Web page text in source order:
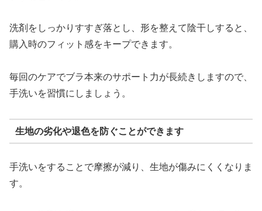
洗剤をしっかりすすぎ落とし、形を整えて陰干しすると、
購入時のフィット感をキープできます。
毎回のケアでブラ本来のサポート力が長続きしますので、
手洗いを習慣にしましょう。
生地の劣化や退色を防ぐことができます
手洗いをすることで摩擦が減り、生地が傷みにくくなりま
す。